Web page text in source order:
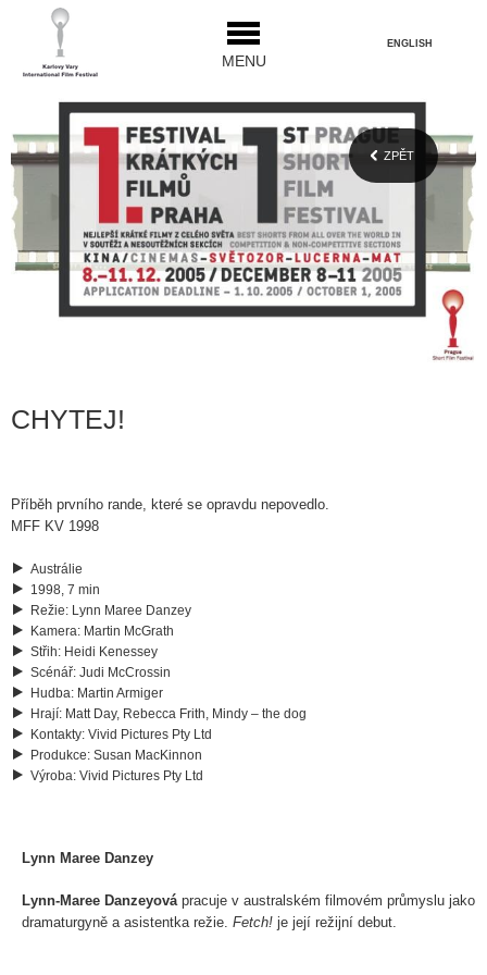
MENU
ENGLISH
ZPĚT
CHYTEJ!
Příběh prvního rande, které se opravdu nepovedlo.
MFF KV 1998
Austrálie
1998, 7 min
Režie: Lynn Maree Danzey
Kamera: Martin McGrath
Střih: Heidi Kenessey
Scénář: Judi McCrossin
Hudba: Martin Armiger
Hrají: Matt Day, Rebecca Frith, Mindy – the dog
Kontakty: Vivid Pictures Pty Ltd
Produkce: Susan MacKinnon
Výroba: Vivid Pictures Pty Ltd
Lynn Maree Danzey
Lynn-Maree Danzeyovápracuje v australském filmovém průmyslu jako
dramaturgyně a asistentka režie. Fetch! je její režijní debut.